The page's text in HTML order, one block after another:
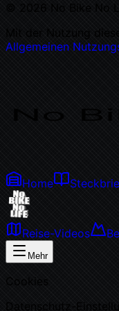
© 2026 No Bike No
Mit der Nutzung
Allgemeinen
Home
Reise-Videos
Mehr
Cookies
Datenschutz-